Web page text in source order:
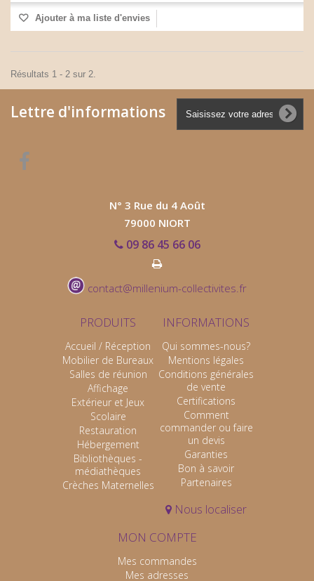
Ajouter à ma liste d'envies
Résultats 1 - 2 sur 2.
Lettre d'informations
N° 3 Rue du 4 Août
79000 NIORT
09 86 45 66 06
contact@millenium-collectivites.fr
PRODUITS
Accueil / Réception
Mobilier de Bureaux
Salles de réunion
Affichage
Extérieur et Jeux
Scolaire
Restauration
Hébergement
Bibliothèques -
médiathèques
Crèches Maternelles
INFORMATIONS
Qui sommes-nous?
Mentions légales
Conditions générales
de vente
Certifications
Comment
commander ou faire
un devis
Garanties
Bon à savoir
Partenaires
Nous localiser
MON COMPTE
Mes commandes
Mes adresses